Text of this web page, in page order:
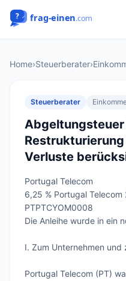
Home›Steuerberater›
Steuerberater
Verluste
Portugal Telecom
6,25 % Portugal Telecom
PTPTCYOM0008
Die Anleihe wurde in ein
I. Zum Unternehmen und
Portugal Telecom (PT)